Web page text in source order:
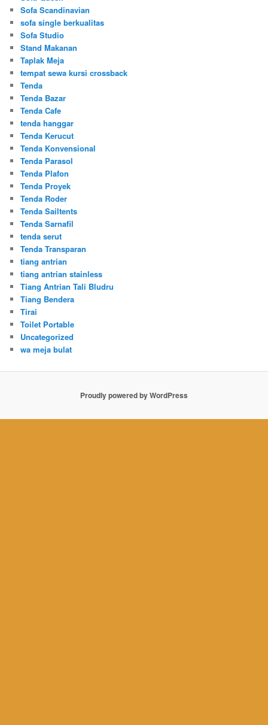
Sofa Scandinavian
sofa single berkualitas
Sofa Studio
Stand Makanan
Taplak Meja
tempat sewa kursi crossback
Tenda
Tenda Bazar
Tenda Cafe
tenda hanggar
Tenda Kerucut
Tenda Konvensional
Tenda Parasol
Tenda Plafon
Tenda Proyek
Tenda Roder
Tenda Sailtents
Tenda Sarnafil
tenda serut
Tenda Transparan
tiang antrian
tiang antrian stainless
Tiang Antrian Tali Bludru
Tiang Bendera
Tirai
Toilet Portable
Uncategorized
wa meja bulat
Proudly powered by WordPress